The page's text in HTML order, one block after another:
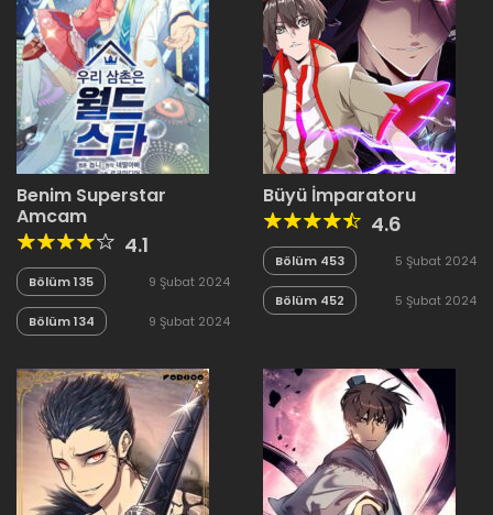
Benim Superstar
Amcam
4.1
Bölüm 135 9 Şubat 2024
Bölüm 134 9 Şubat 2024
Büyü İmparatoru
4.6
Bölüm 453 5 Şubat 2024
Bölüm 452 5 Şubat 2024